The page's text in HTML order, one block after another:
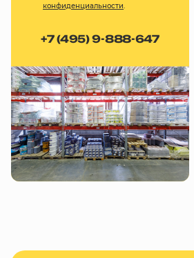
конфиденциальности.
+7 (495) 9-888-647